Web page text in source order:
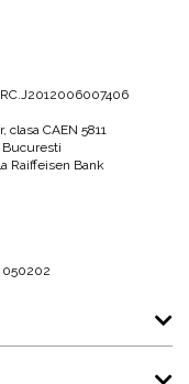
CAEN 5811
Bucuresti
Raiffeisen Bank
050202